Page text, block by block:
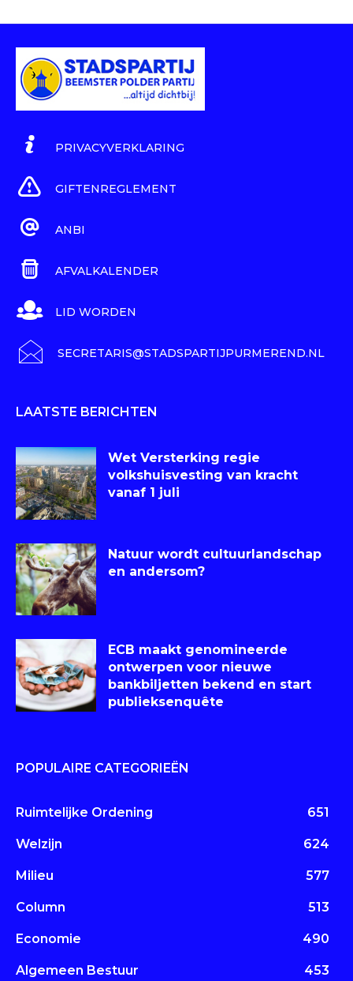
PRIVACYVERKLARING
GIFTENREGLEMENT
ANBI
AFVALKALENDER
LID WORDEN
SECRETARIS@STADSPARTIJPURMEREND.NL
LAATSTE BERICHTEN
Wet Versterking regie
volkshuisvesting van kracht
vanaf 1 juli
Natuur wordt cultuurlandschap
en andersom?
ECB maakt genomineerde
ontwerpen voor nieuwe
bankbiljetten bekend en start
publieksenquête
POPULAIRE CATEGORIEËN
Ruimtelijke Ordening 651
Welzijn 624
Milieu 577
Column 513
Economie 490
Algemeen Bestuur 453